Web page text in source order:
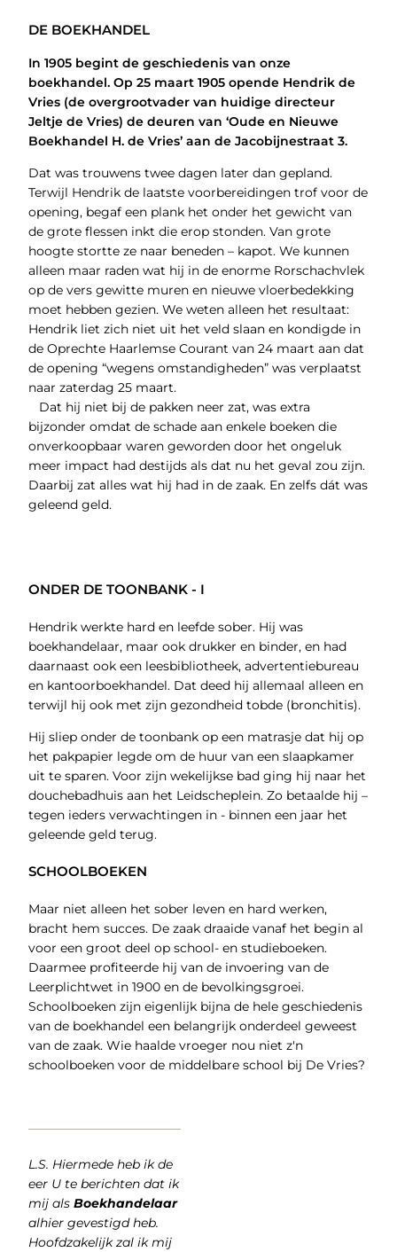
DE BOEKHANDEL
In 1905 begint de geschiedenis van onze
boekhandel. Op 25 maart 1905 opende Hendrik de
Vries (de overgrootvader van huidige directeur
Jeltje de Vries) de deuren van ‘Oude en Nieuwe
Boekhandel H. de Vries’ aan de Jacobijnestraat 3.
Dat was trouwens twee dagen later dan gepland.
Terwijl Hendrik de laatste voorbereidingen trof voor de
opening, begaf een plank het onder het gewicht van
de grote flessen inkt die erop stonden. Van grote
hoogte stortte ze naar beneden – kapot. We kunnen
alleen maar raden wat hij in de enorme Rorschachvlek
op de vers gewitte muren en nieuwe vloerbedekking
moet hebben gezien. We weten alleen het resultaat:
Hendrik liet zich niet uit het veld slaan en kondigde in
de Oprechte Haarlemse Courant van 24 maart aan dat
de opening “wegens omstandigheden” was verplaatst
naar zaterdag 25 maart.
Dat hij niet bij de pakken neer zat, was extra
bijzonder omdat de schade aan enkele boeken die
onverkoopbaar waren geworden door het ongeluk
meer impact had destijds als dat nu het geval zou zijn.
Daarbij zat alles wat hij had in de zaak. En zelfs dát was
geleend geld.
ONDER DE TOONBANK - I
Hendrik werkte hard en leefde sober. Hij was
boekhandelaar, maar ook drukker en binder, en had
daarnaast ook een leesbibliotheek, advertentiebureau
en kantoorboekhandel. Dat deed hij allemaal alleen en
terwijl hij ook met zijn gezondheid tobde (bronchitis).
Hij sliep onder de toonbank op een matrasje dat hij op
het pakpapier legde om de huur van een slaapkamer
uit te sparen. Voor zijn wekelijkse bad ging hij naar het
douchebadhuis aan het Leidscheplein. Zo betaalde hij –
tegen ieders verwachtingen in - binnen een jaar het
geleende geld terug.
SCHOOLBOEKEN
Maar niet alleen het sober leven en hard werken,
bracht hem succes. De zaak draaide vanaf het begin al
voor een groot deel op school- en studieboeken.
Daarmee profiteerde hij van de invoering van de
Leerplichtwet in 1900 en de bevolkingsgroei.
Schoolboeken zijn eigenlijk bijna de hele geschiedenis
van de boekhandel een belangrijk onderdeel geweest
van de zaak. Wie haalde vroeger nou niet z'n
schoolboeken voor de middelbare school bij De Vries?
L.S. Hiermede heb ik de
eer U te berichten dat ik
mij als Boekhandelaar
alhier gevestigd heb.
Hoofdzakelijk zal ik mij